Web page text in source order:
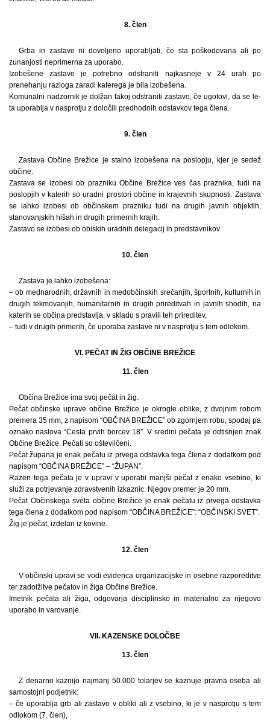
8. člen
Grba in zastave ni dovoljeno uporabljati, če sta poškodovana ali po
zunanjosti neprimerna za uporabo.
Izobešene zastave je potrebno odstraniti najkasneje v 24 urah po
prenehanju razloga zaradi katerega je bila izobešena.
Komunalni nadzornik je dolžan takoj odstraniti zastavo, če ugotovi, da se le-
ta uporablja v nasprotju z določili predhodnih odstavkov tega člena.
9. člen
Zastava Občine Brežice je stalno izobešena na poslopju, kjer je sedež
občine.
Zastava se izobesi ob prazniku Občine Brežice ves čas praznika, tudi na
poslopjih v katerih so uradni prostori občine in krajevnih skupnosti. Zastava
se lahko izobesi ob občinskem prazniku tudi na drugih javnih objektih,
stanovanjskih hišah in drugih primernih krajih.
Zastavo se izobesi ob obiskih uradnih delegacij in predstavnikov.
10. člen
Zastava je lahko izobešena:
– ob mednarodnih, državnih in medobčinskih srečanjih, športnih, kulturnih in
drugih tekmovanjih, humanitarnih in drugih prireditvah in javnih shodih, na
katerih se občina predstavlja, v skladu s pravili teh prireditev,
– tudi v drugih primerih, če uporaba zastave ni v nasprotju s tem odlokom.
VI. PEČAT IN ŽIG OBČINE BREŽICE
11. člen
Občina Brežice ima svoj pečat in žig.
Pečat občinske uprave občine Brežice je okrogle oblike, z dvojnim robom
premera 35 mm, z napisom “OBČINA BREŽICE” ob zgornjem robu, spodaj pa
oznako naslova “Cesta prvih borcev 18”. V sredini pečata je odtisnjen znak
Občine Brežice. Pečati so oštevilčeni.
Pečat župana je enak pečatu iz prvega odstavka tega člena z dodatkom pod
napisom “OBČINA BREŽICE” – “ŽUPAN”.
Razen tega pečata je v upravi v uporabi manjši pečat z enako vsebino, ki
služi za potrjevanje zdravstvenih izkaznic. Njegov premer je 20 mm.
Pečat Občinskega sveta občine Brežice je enak pečatu iz prvega odstavka
tega člena z dodatkom pod napisom “OBČINA BREŽICE”: “OBČINSKI SVET”.
Žig je pečat, izdelan iz kovine.
12. člen
V občinski upravi se vodi evidenca organizacijske in osebne razporeditve
ter zadolžitve pečatov in žiga Občine Brežice.
Imetnik pečata ali žiga, odgovarja disciplinsko in materialno za njegovo
uporabo in varovanje.
VII. KAZENSKE DOLOČBE
13. člen
Z denarno kaznijo najmanj 50.000 tolarjev se kaznuje pravna oseba ali
samostojni podjetnik:
– če uporablja grb ali zastavo v obliki ali z vsebino, ki je v nasprotju s tem
odlokom (7. člen),